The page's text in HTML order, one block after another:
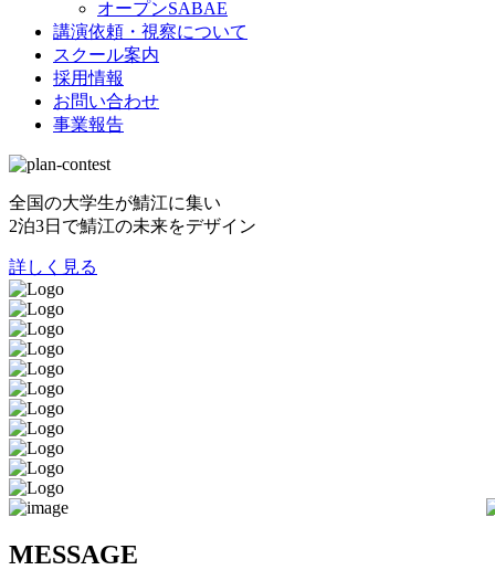
オープンSABAE
講演依頼・視察について
スクール案内
採用情報
お問い合わせ
事業報告
全国の大学生が鯖江に集い
2泊3日で鯖江の未来をデザイン
詳しく見る
MESSAGE